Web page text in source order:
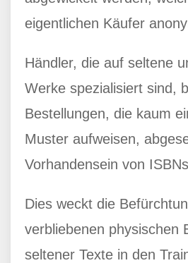
eigentlichen Käufer
Händler, die auf seltene
Werke spezialisiert sind,
Bestellungen, die kaum
Muster aufweisen,
Vorhandensein von
Dies weckt die
verbliebenen physischen
seltener Texte in den